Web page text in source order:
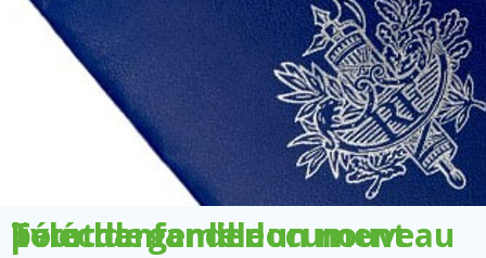
Télécharger le document pour demander un nouveau livret de famille